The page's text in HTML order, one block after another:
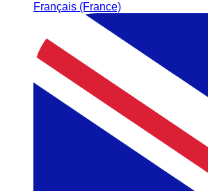
Français (France)